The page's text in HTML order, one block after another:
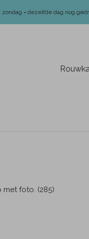
= dezelfde dag nog
foto. (285)